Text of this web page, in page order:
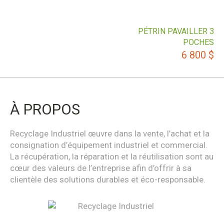
PÉTRIN PAVAILLER 3
POCHES
6 800 $
À PROPOS
Recyclage Industriel œuvre dans la vente, l’achat et la
consignation d’équipement industriel et commercial.
La récupération, la réparation et la réutilisation sont au
cœur des valeurs de l’entreprise afin d’offrir à sa
clientèle des solutions durables et éco-responsable.